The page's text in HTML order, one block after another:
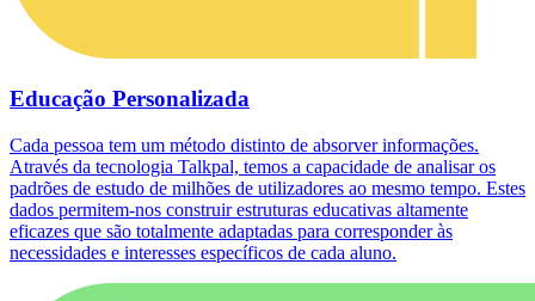
Educação Personalizada
Cada pessoa tem um método distinto de absorver informações.
Através da tecnologia Talkpal, temos a capacidade de analisar os
padrões de estudo de milhões de utilizadores ao mesmo tempo. Estes
dados permitem-nos construir estruturas educativas altamente
eficazes que são totalmente adaptadas para corresponder às
necessidades e interesses específicos de cada aluno.